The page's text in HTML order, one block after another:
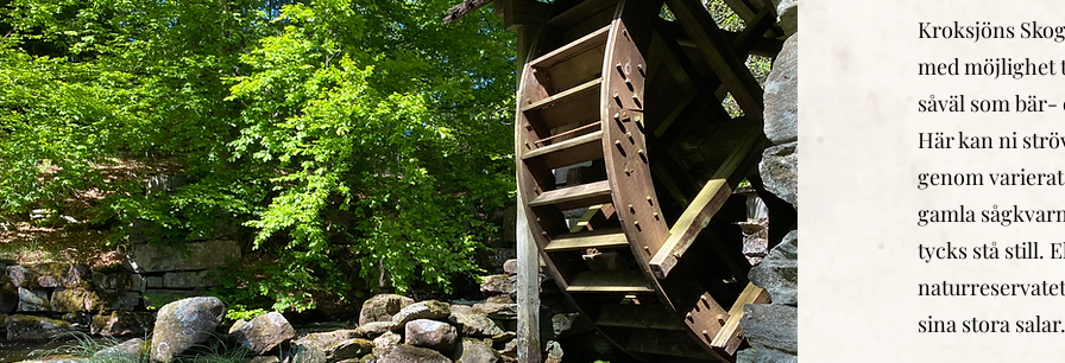
Kroksjöns
med möjlighet
såväl som
Här kan ni
genom
gamla
tycks stå still.
sina stora salar.